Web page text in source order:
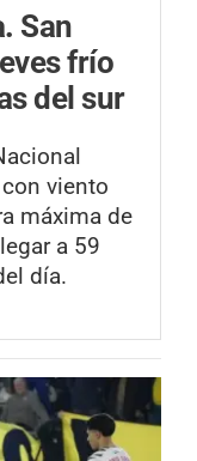
San
frío
del sur
viento
máxima de
a 59
día.